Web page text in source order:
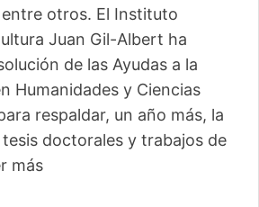
otros. El Instituto
Juan Gil-Albert ha
de las Ayudas a la
Humanidades y Ciencias
respaldar, un año más, la
doctorales y trabajos de
más